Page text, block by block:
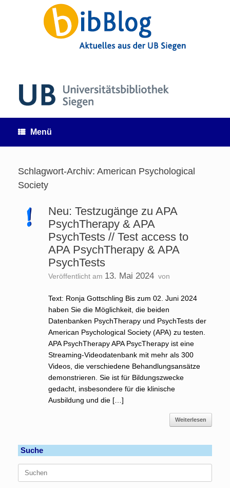
Menü
Schlagwort-Archiv: American Psychological
Society
Neu: Testzugänge zu APA
PsychTherapy & APA
PsychTests // Test access to
APA PsychTherapy & APA
PsychTests
Veröffentlicht am 13. Mai 2024 von
Text: Ronja Gottschling Bis zum 02. Juni 2024
haben Sie die Möglichkeit, die beiden
Datenbanken PsychTherapy und PsychTests der
American Psychological Society (APA) zu testen.
APA PsychTherapy APA PsycTherapy ist eine
Streaming-Videodatenbank mit mehr als 300
Videos, die verschiedene Behandlungsansätze
demonstrieren. Sie ist für Bildungszwecke
gedacht, insbesondere für die klinische
Ausbildung und die […]
Weiterlesen
Suche
Suchen